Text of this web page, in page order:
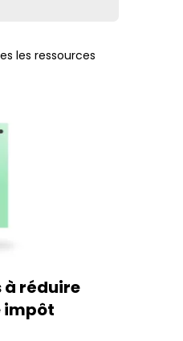
les ressources
à réduire
impôt